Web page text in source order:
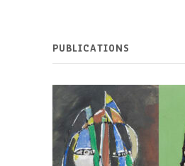
PUBLICATIONS